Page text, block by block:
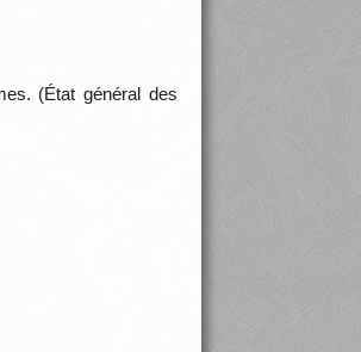
(État général des